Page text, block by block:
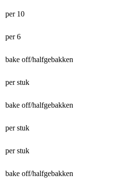
per 10
per 6
bake off/halfgebakken
per stuk
bake off/halfgebakken
per stuk
per stuk
bake off/halfgebakken